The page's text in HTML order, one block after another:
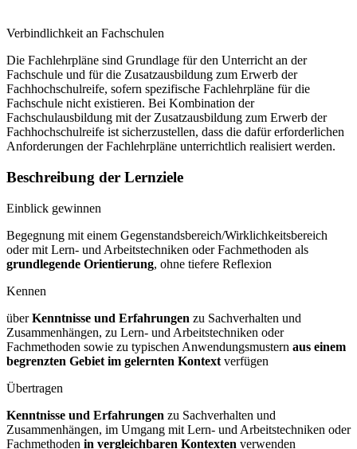
Verbindlichkeit an Fachschulen
Die Fachlehrpläne sind Grundlage für den Unterricht an der
Fachschule und für die Zusatzausbildung zum Erwerb der
Fachhochschulreife, sofern spezifische Fachlehrpläne für die
Fachschule nicht existieren. Bei Kombination der
Fachschulausbildung mit der Zusatzausbildung zum Erwerb der
Fachhochschulreife ist sicherzustellen, dass die dafür erforderlichen
Anforderungen der Fachlehrpläne unterrichtlich realisiert werden.
Beschreibung der Lernziele
Einblick gewinnen
Begegnung mit einem Gegenstandsbereich/Wirklichkeitsbereich
oder mit Lern- und Arbeitstechniken oder Fachmethoden als
grundlegende Orientierung, ohne tiefere Reflexion
Kennen
überKenntnisse und Erfahrungen zu Sachverhalten und
Zusammenhängen, zu Lern- und Arbeitstechniken oder
Fachmethoden sowie zu typischen Anwendungsmustern aus einem
begrenzten Gebiet im gelernten Kontext verfügen
Übertragen
Kenntnisse und Erfahrungen zu Sachverhalten und
Zusammenhängen, im Umgang mit Lern- und Arbeitstechniken oder
Fachmethoden in vergleichbaren Kontexten verwenden